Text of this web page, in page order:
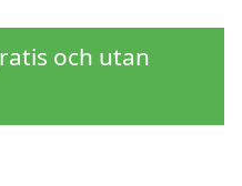
och utan